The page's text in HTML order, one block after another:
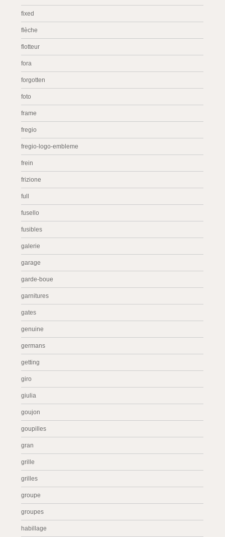
fixed
flèche
flotteur
fora
forgotten
foto
frame
fregio
fregio-logo-embleme
frein
frizione
full
fusello
fusibles
galerie
garage
garde-boue
garnitures
gates
genuine
germans
getting
giro
giulia
goujon
goupilles
gran
grille
grilles
groupe
groupes
habillage